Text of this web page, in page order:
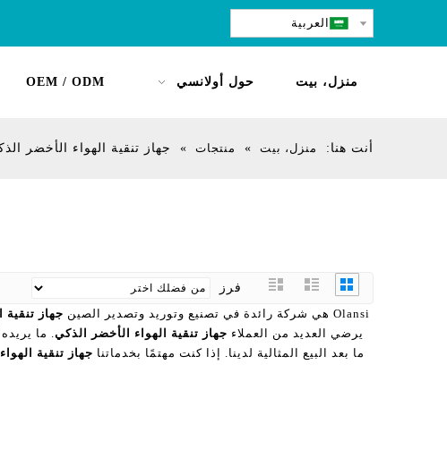
العربية
منزل، بيت حول أولانسي OEM / ODM
أنت هنا: منزل، بيت » منتجات » جهاز تنقية الهواء الأخضر
فرز
Olansi هي شركة رائدة في تصنيع وتوريد وتصدير الصين
جهاز تنقية
يرضي العديد من العملاء جهاز تنقية الهواء الأخضر الذكي. ما
ما بعد البيع المثالية لدينا. إذا كنت مهتمًا بخدماتنا جهاز تنقية